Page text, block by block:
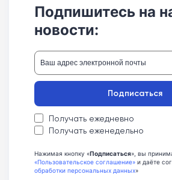
Подпишитесь на
новости:
Получать ежедневно
Получать еженедельно
Подписаться
Нажимая кнопку «Подписаться», вы
«Пользовательское соглашение» и даёте
обработки персональных данных»